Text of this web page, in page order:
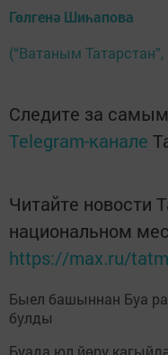
Гөлгенә Шиһапова
(“Ватаным
Следите за
Telegram-канале
Читайте новости
национальном
https://max.ru/
Быел башыннан Буа
булды